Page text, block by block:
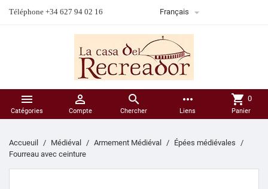
Téléphone +34 627 94 02 16 Français 

Catégories

Compte

Chercher
more_horiz
Liens
shopping_cart 0
Panier
Accueuil Médiéval Armement Médiéval
Épées médiévales
Fourreau avec ceinture